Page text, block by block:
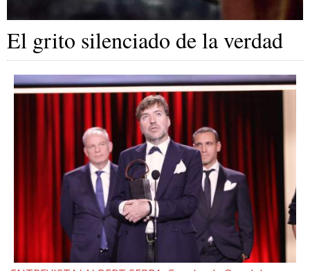
El grito silenciado de la verdad